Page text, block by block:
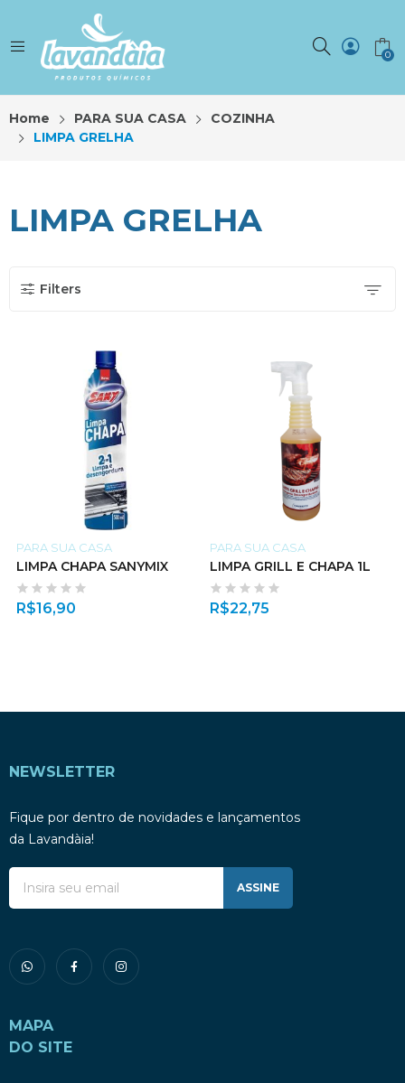
0
Home PARA SUA CASA
COZINHA
LIMPA GRELHA
LIMPA GRELHA
Filters
PARA SUA CASA
LIMPA CHAPA SANYMIX
R$16,90
PARA SUA CASA
LIMPA GRILL E CHAPA 1L
R$22,75
NEWSLETTER
Fique por dentro de novidades e lançamentos
da Lavandàia!
ASSINE
MAPA
DO SITE